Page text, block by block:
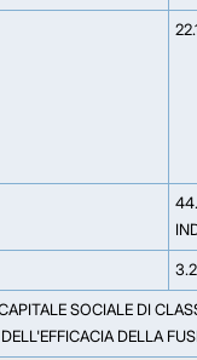
SOCIALE DI
DELLA